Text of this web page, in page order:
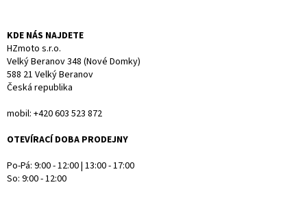
KDE NÁS NAJDETE
HZmoto s.r.o.
Velký Beranov 348 (Nové Domky)
588 21 Velký Beranov
Česká republika
mobil: +420 603 523 872
OTEVÍRACÍ DOBA PRODEJNY
Po-Pá: 9:00 - 12:00 | 13:00 - 17:00
So: 9:00 - 12:00